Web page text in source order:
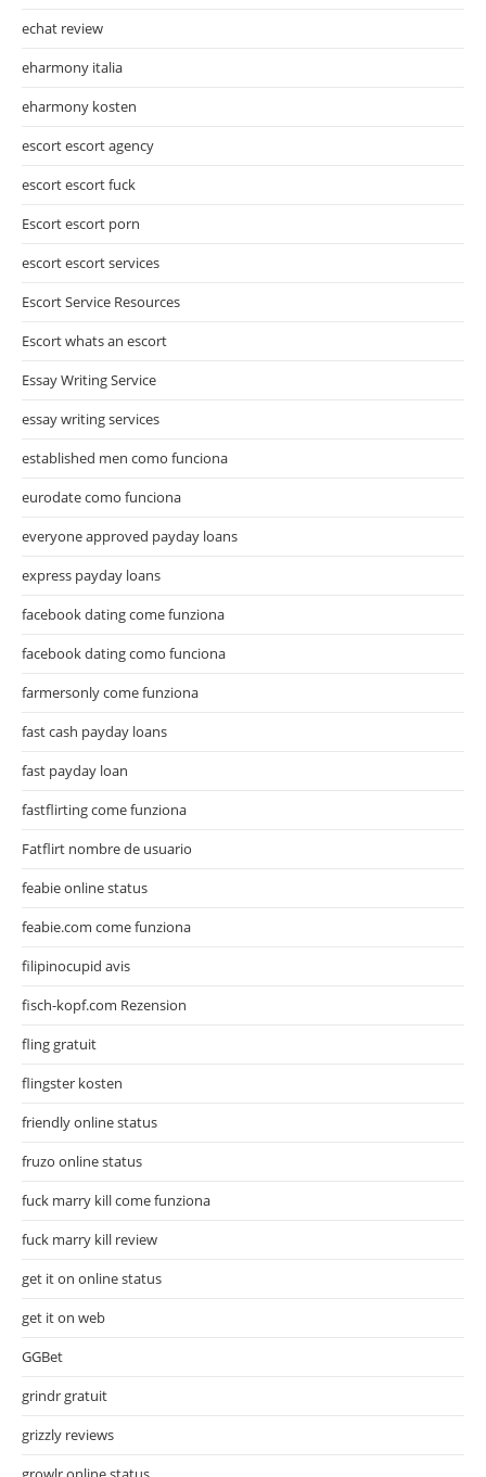
echat review
eharmony italia
eharmony kosten
escort escort agency
escort escort fuck
Escort escort porn
escort escort services
Escort Service Resources
Escort whats an escort
Essay Writing Service
essay writing services
established men como funciona
eurodate como funciona
everyone approved payday loans
express payday loans
facebook dating come funziona
facebook dating como funciona
farmersonly come funziona
fast cash payday loans
fast payday loan
fastflirting come funziona
Fatflirt nombre de usuario
feabie online status
feabie.com come funziona
filipinocupid avis
fisch-kopf.com Rezension
fling gratuit
flingster kosten
friendly online status
fruzo online status
fuck marry kill come funziona
fuck marry kill review
get it on online status
get it on web
GGBet
grindr gratuit
grizzly reviews